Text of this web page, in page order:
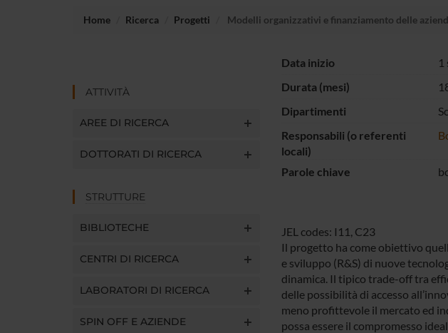
Home Ricerca Progetti Modelli organizzativi e finanziamento delle
ATTIVITÀ
AREE DI RICERCA
DOTTORATI DI RICERCA
STRUTTURE
BIBLIOTECHE
CENTRI DI RICERCA
LABORATORI DI RICERCA
SPIN OFF E AZIENDE
Data inizio
1
Durata (mesi)
Dipartimenti
Responsabili (o referenti
locali)
Parole chiave
JEL codes: I11, C23
Il progetto ha come obiettivo
e sviluppo (R&S) di nuove
dinamica. Il tipico trade-off tra
delle possibilità di accesso
meno profittevole il mercato ed
possa essere il compromesso